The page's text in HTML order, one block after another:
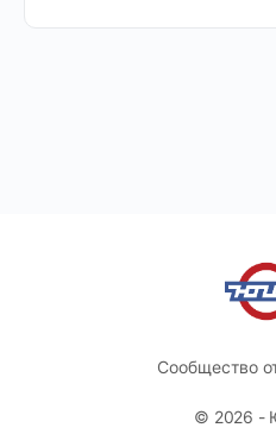
Сообщество
© 2026 -